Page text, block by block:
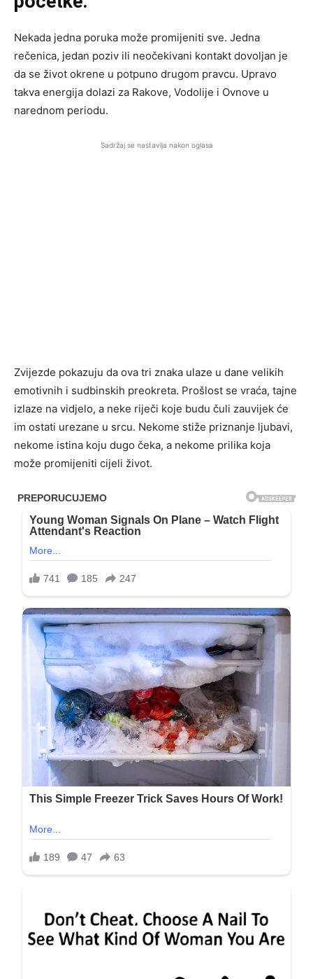
Nekada jedna poruka može promijeniti sve. Jedna
rečenica, jedan poziv ili neočekivani kontakt dovoljan je
da se život okrene u potpuno drugom pravcu. Upravo
takva energija dolazi za Rakove, Vodolije i Ovnove u
narednom periodu.
Sadržaj se nastavlja nakon oglasa
Zvijezde pokazuju da ova tri znaka ulaze u dane velikih
emotivnih i sudbinskih preokreta. Prošlost se vraća, tajne
izlaze na vidjelo, a neke riječi koje budu čuli zauvijek će
im ostati urezane u srcu. Nekome stiže priznanje ljubavi,
nekome istina koju dugo čeka, a nekome prilika koja
može promijeniti cijeli život.